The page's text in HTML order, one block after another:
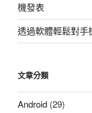
機發表
透過軟體輕鬆對
文章分類
Android (29)